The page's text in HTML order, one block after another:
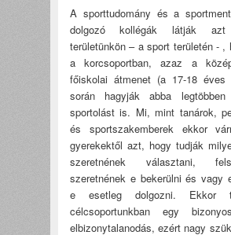
A sporttudomány és a
dolgozó kollégák látják
területünkön – a sport területén - ,
a korcsoportban, azaz a
főiskolai átmenet (a 17-18 éves
során hagyják abba
sportolást is. Mi, mint tanárok,
és sportszakemberek ekkor
gyerekektől azt, hogy tudják
szeretnének választani,
szeretnének e bekerülni és vagy
e esetleg dolgozni. Ekkor
célcsoportunkban egy
elbizonytalanodás, ezért nagy